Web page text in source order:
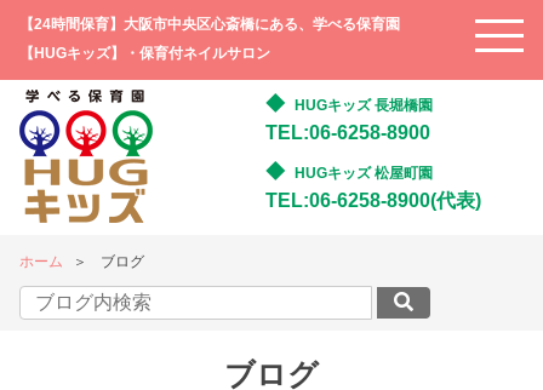
【24時間保育】大阪市中央区心斎橋にある、学べる保育園
【HUGキッズ】・保育付ネイルサロン
HUGキッズ 長堀橋園
TEL:06-6258-8900
HUGキッズ 松屋町園
TEL:06-6258-8900(代表)
ホーム ブログ
ブログ